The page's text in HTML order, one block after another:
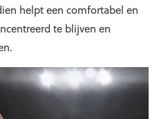
helpt een comfortabel en
te blijven en